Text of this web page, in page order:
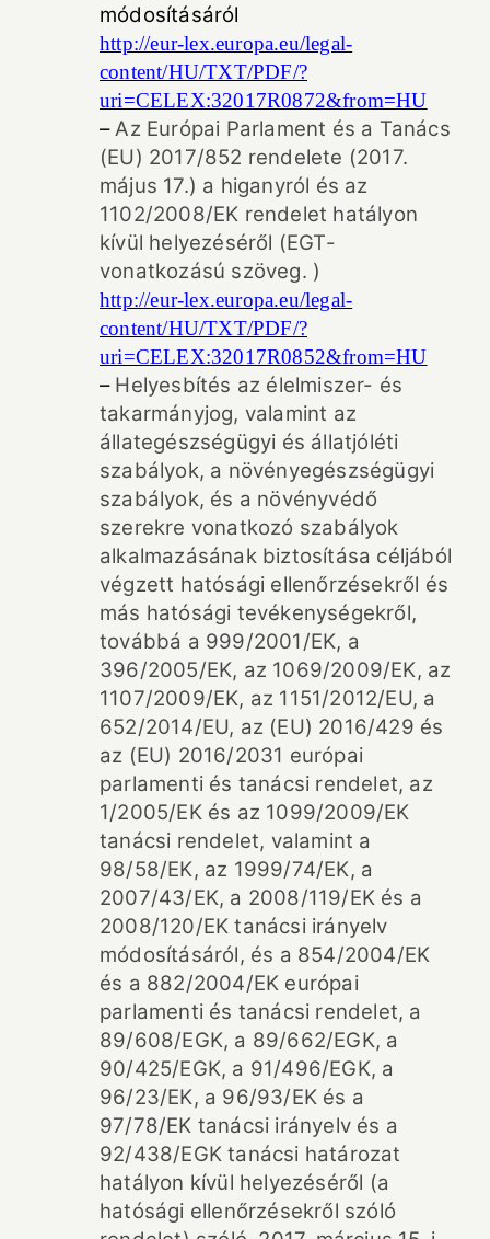
módosításáról
http://eur-lex.europa.eu/legal-
content/HU/TXT/PDF/?
uri=CELEX:32017R0872&from=HU
– Az Európai Parlament és a Tanács
(EU) 2017/852 rendelete (2017.
május 17.) a higanyról és az
1102/2008/EK rendelet hatályon
kívül helyezéséről (EGT-
vonatkozású szöveg. )
http://eur-lex.europa.eu/legal-
content/HU/TXT/PDF/?
uri=CELEX:32017R0852&from=HU
– Helyesbítés az élelmiszer- és
takarmányjog, valamint az
állategészségügyi és állatjóléti
szabályok, a növényegészségügyi
szabályok, és a növényvédő
szerekre vonatkozó szabályok
alkalmazásának biztosítása céljából
végzett hatósági ellenőrzésekről és
más hatósági tevékenységekről,
továbbá a 999/2001/EK, a
396/2005/EK, az 1069/2009/EK, az
1107/2009/EK, az 1151/2012/EU, a
652/2014/EU, az (EU) 2016/429 és
az (EU) 2016/2031 európai
parlamenti és tanácsi rendelet, az
1/2005/EK és az 1099/2009/EK
tanácsi rendelet, valamint a
98/58/EK, az 1999/74/EK, a
2007/43/EK, a 2008/119/EK és a
2008/120/EK tanácsi irányelv
módosításáról, és a 854/2004/EK
és a 882/2004/EK európai
parlamenti és tanácsi rendelet, a
89/608/EGK, a 89/662/EGK, a
90/425/EGK, a 91/496/EGK, a
96/23/EK, a 96/93/EK és a
97/78/EK tanácsi irányelv és a
92/438/EGK tanácsi határozat
hatályon kívül helyezéséről (a
hatósági ellenőrzésekről szóló